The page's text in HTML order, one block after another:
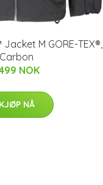
M GORE-TEX®,
Carbon
NOK
KJØP NÅ